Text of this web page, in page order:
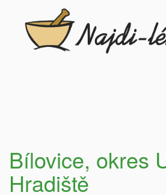
Bílovice, okres
Hradiště